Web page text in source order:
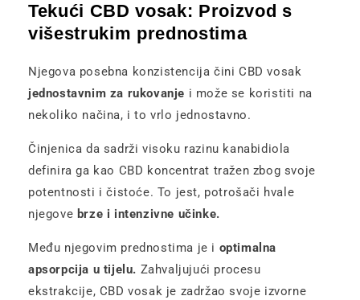
Tekući CBD vosak: Proizvod s
višestrukim prednostima
Njegova posebna konzistencija čini CBD vosak
jednostavnim za rukovanje i može se koristiti na
nekoliko načina, i to vrlo jednostavno.
Činjenica da sadrži visoku razinu kanabidiola
definira ga kao CBD koncentrat tražen zbog svoje
potentnosti i čistoće. To jest, potrošači hvale
njegove brze i intenzivne učinke.
Među njegovim prednostima je i optimalna
apsorpcija u tijelu. Zahvaljujući procesu
ekstrakcije, CBD vosak je zadržao svoje izvorne